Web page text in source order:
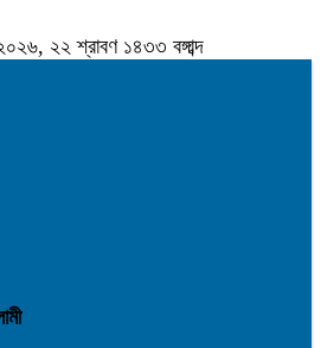
২২ শ্রাবণ ১৪৩৩ বঙ্গাব্দ